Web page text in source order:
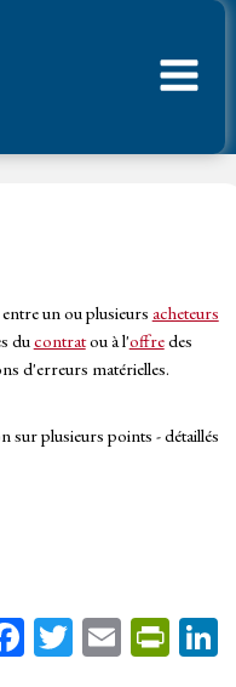
un ou plusieurs acheteurs
du contratou à l'offredes
d'erreurs matérielles.
sur plusieurs points - détaillés
Fa T E Pr